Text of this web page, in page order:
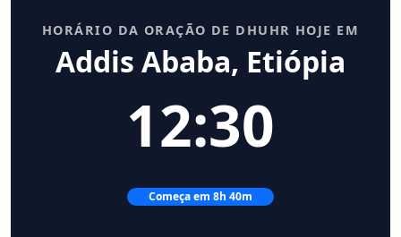
HORÁRIO DA ORAÇÃO DE DHUHR HOJE EM
Addis Ababa, Etiópia
12:30
Começa em 8h 40m